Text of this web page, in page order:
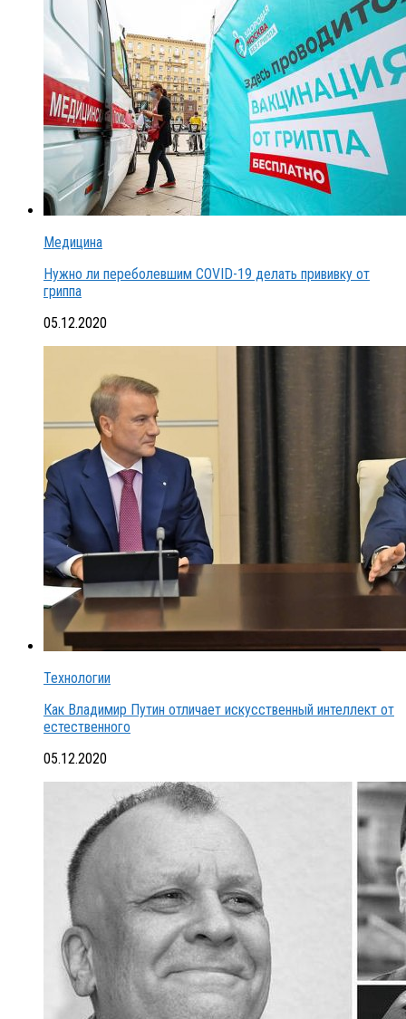
Медицина
Нужно ли переболевшим COVID-19 делать прививку от
гриппа
05.12.2020
Технологии
Как Владимир Путин отличает искусственный интеллект от
естественного
05.12.2020